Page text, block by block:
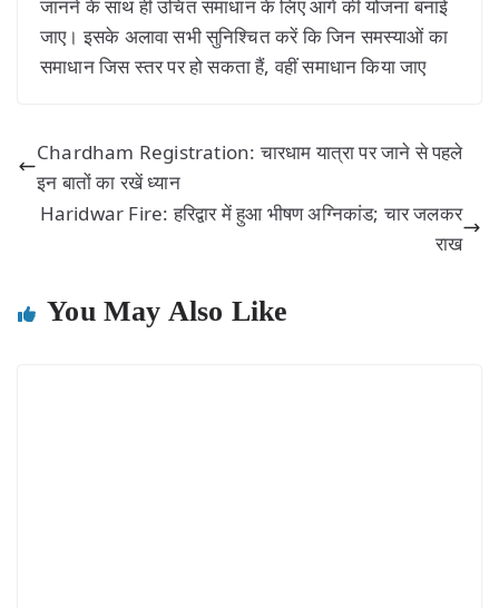
जानने के साथ ही उचित समाधान के लिए आगे की योजना बनाई
जाए। इसके अलावा सभी सुनिश्चित करें कि जिन समस्याओं का
समाधान जिस स्तर पर हो सकता हैं, वहीं समाधान किया जाए
Chardham Registration: चारधाम यात्रा पर जाने से पहले
इन बातों का रखें ध्यान
Haridwar Fire: हरिद्वार में हुआ भीषण अग्निकांड; चार जलकर
राख
You May Also Like